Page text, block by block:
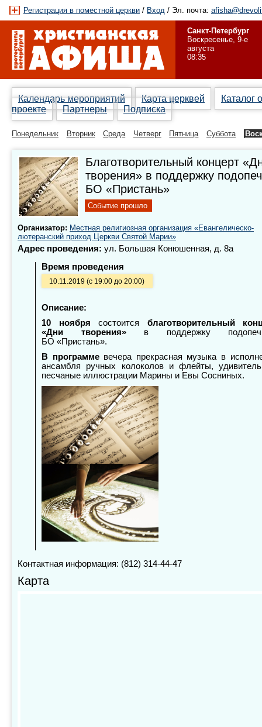
Регистрация в поместной церкви / Вход / Эл. почта:
Санкт-Петербург
Воскресенье, 9-е
августа
08:35
Календарь мероприятий Карта церквей
Каталог
проекте
Партнеры Подписка
Понедельник Вторник Среда Четверг Пятница Суббота
Благотворительный концерт
творения» в поддержку
БО «Пристань»
Событие прошло
Организатор: Местная религиозная организация «Евангелическо-
лютеранский приход Церкви Святой Марии»
Адрес проведения: ул. Большая Конюшенная, д. 8а
Время проведения
10.11.2019 (с 19:00 до 20:00)
Описание:
10 ноября состоится благотворительный
«Дни творения» в поддержку
БО «Пристань».
В программевечера прекрасная музыка в
ансамбля ручных колоколов и флейты,
песчаные иллюстрации Марины и Евы Сосниных.
Контактная информация: (812) 314-44-47
Карта